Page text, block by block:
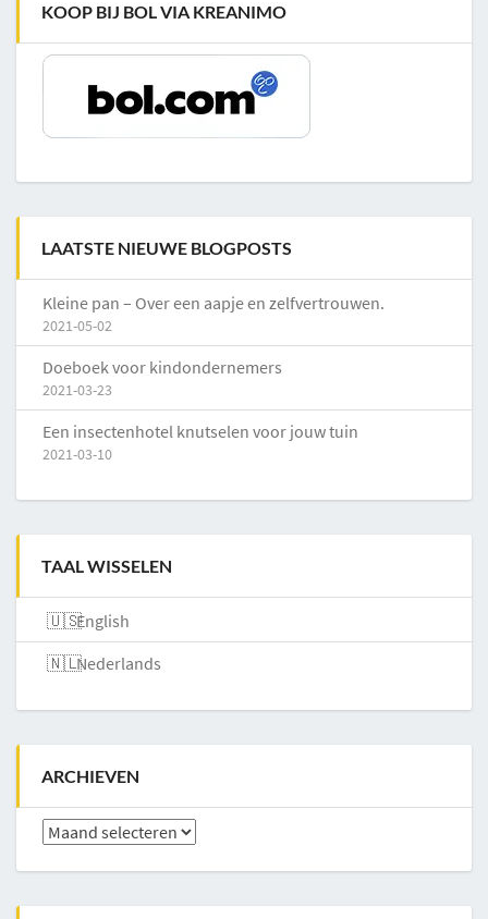
KOOP BIJ BOL VIA KREANIMO
LAATSTE NIEUWE BLOGPOSTS
Kleine pan – Over een aapje en zelfvertrouwen.
2021-05-02
Doeboek voor kindondernemers
2021-03-23
Een insectenhotel knutselen voor jouw tuin
2021-03-10
TAAL WISSELEN
English
Nederlands
ARCHIEVEN
Archieven